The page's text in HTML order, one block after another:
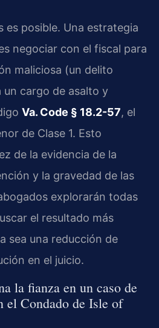
es posible. Una estrategia
negociar con el fiscal para
maliciosa (un delito
un cargo de asalto y
Va. Code § 18.2-57, el
de Clase 1. Esto
de la evidencia de la
y la gravedad de las
explorarán todas
el resultado más
sea una reducción de
en el juicio.
la fianza en un caso de
el Condado de Isle of